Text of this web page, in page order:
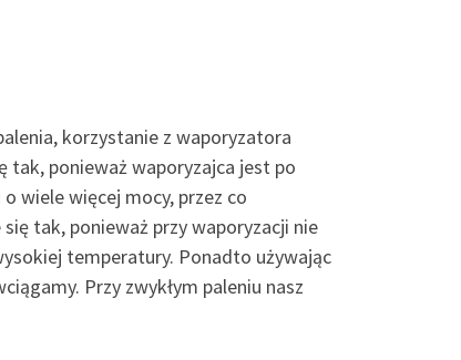
korzystanie z waporyzatora
tak, ponieważ waporyzajca jest po
wiele więcej mocy, przez co
tak, ponieważ przy waporyzacji nie
temperatury. Ponadto używając
Przy zwykłym paleniu nasz